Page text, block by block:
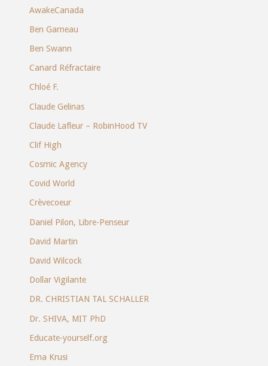
AwakeCanada
Ben Garneau
Ben Swann
Canard Réfractaire
Chloé F.
Claude Gelinas
Claude Lafleur – RobinHood TV
Clif High
Cosmic Agency
Covid World
Crèvecoeur
Daniel Pilon, Libre-Penseur
David Martin
David Wilcock
Dollar Vigilante
DR. CHRISTIAN TAL SCHALLER
Dr. SHIVA, MIT PhD
Educate-yourself.org
Ema Krusi